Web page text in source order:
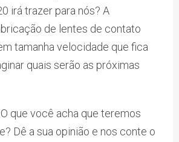
irá trazer para nós? A
de lentes de contato
tamanha velocidade que fica
quais serão as próximas
que você acha que teremos
Dê a sua opinião e nos conte o